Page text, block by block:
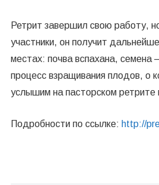
Ретрит завершил свою работу,
участники, он получит
местах: почва вспахана, семена
процесс взращивания плодов, о
услышим на пасторском
Подробности по ссылке: http://